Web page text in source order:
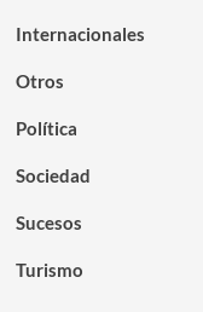
Internacionales
Otros
Política
Sociedad
Sucesos
Turismo